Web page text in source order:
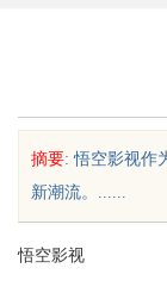
摘要: 悟空影视作
新潮流。......
悟空影视
铸金鼎 ——山东世超